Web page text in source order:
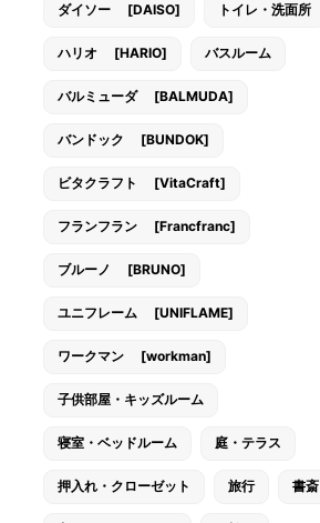
ダイソー [DAISO] トイレ・洗面所
ハリオ [HARIO] バスルーム
バルミューダ [BALMUDA]
バンドック [BUNDOK]
ビタクラフト [VitaCraft]
フランフラン [Francfranc]
ブルーノ [BRUNO]
ユニフレーム [UNIFLAME]
ワークマン [workman]
子供部屋・キッズルーム
寝室・ベッドルーム 庭・テラス
押入れ・クローゼット 旅行 書斎